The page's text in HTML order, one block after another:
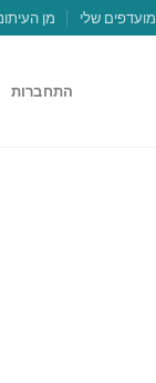
שלי מן
התחברות